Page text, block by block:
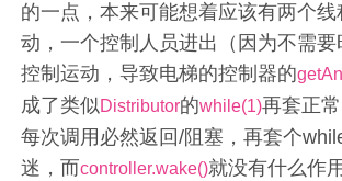
的一点，本来可能想着应该有两个线
动，一个控制人员进出（因为不需要
控制运动，导致电梯的控制器的
成了类似Distributor的while(1)再套正
每次调用必然返回/阻塞，再套个
迷，而controller.wake()就没有什么作用